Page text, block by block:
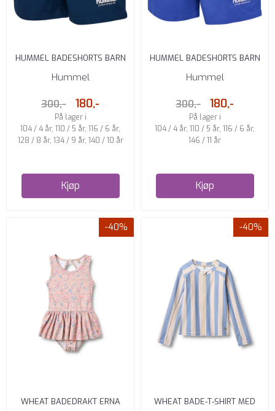
HUMMEL BADESHORTS BARN
DRESS BLUES
Hummel
300,- 180,-
På lager i
104 / 4 år, 110 / 5 år, 116 / 6 år,
128 / 8 år, 134 / 9 år, 140 / 10 år
Kjøp
HUMMEL BADESHORTS BARN
Hummel
300,- 180,-
På lager i
104 / 4 år, 110 / 5 år, 116 / 6 år,
146 / 11 år
Kjøp
-40%
WHEAT BADEDRAKT ERNA
-40%
WHEAT BADE-T-SHIRT MED